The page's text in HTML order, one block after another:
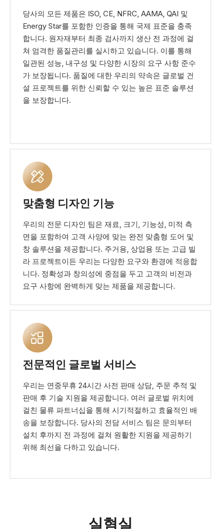
당사의 모든 제품은 ISO, CE, NFRC, AAMA, QAI 및
Energy Star를 포함한 인증을 통해 국제 표준을 충족
합니다. 원자재부터 최종 검사까지 생산 전 과정에 걸
쳐 엄격한 품질관리를 실시하고 있습니다. 이를 통해
일관된 성능, 내구성 및 다양한 시장의 요구 사항 준수
가 보장됩니다. 품질에 대한 우리의 약속은 글로벌 건
설 프로젝트를 위한 신뢰할 수 있는 높은 표준 솔루션
을 보장합니다.
맞춤형 디자인 기능
우리의 전문 디자인 팀은 재료, 크기, 기능성, 미적 측
면을 포함하여 고객 사양에 맞는 완전 맞춤형 도어 및
창 솔루션을 제공합니다. 주거용, 상업용 또는 고급 빌
라 프로젝트이든 우리는 다양한 요구와 환경에 적응합
니다. 정확성과 창의성에 중점을 두고 고객의 비전과
요구 사항에 완벽하게 맞는 제품을 제공합니다.
전문적인 글로벌 서비스
우리는 연중무휴 24시간 사전 판매 상담, 주문 추적 및
판매 후 기술 지원을 제공합니다. 여러 글로벌 위치에
걸친 물류 파트너십을 통해 시기적절하고 효율적인 배
송을 보장합니다. 당사의 전담 서비스 팀은 문의부터
설치 후까지 전 과정에 걸쳐 원활한 지원을 제공하기
위해 최선을 다하고 있습니다.
실혐실